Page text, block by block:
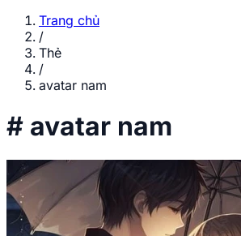
Trang chủ
/
Thẻ
/
avatar nam
# avatar nam